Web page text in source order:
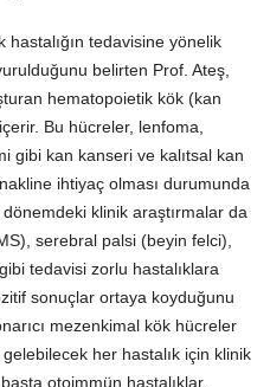
tedavisine yönelik
belirten Prof. Ateş,
hematopoietik kök (kan
Bu hücreler, lenfoma,
gibi kan kanseri ve kalıtsal kan
ihtiyaç olması durumunda
klinik araştırmalar da
serebral palsi (beyin felci),
tedavisi zorlu hastalıklara
sonuçlar ortaya koyduğunu
mezenkimal kök hücreler
her hastalık için klinik
otoimmün hastalıklar,